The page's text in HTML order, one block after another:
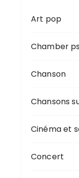
Art pop
Chamber
Chanson
Chansons
Cinéma et
Concert